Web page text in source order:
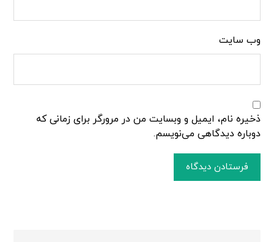
وب‌ سایت
ذخیره نام، ایمیل و وبسایت من در مرورگر برای زمانی که
دوباره دیدگاهی می‌نویسم.
فرستادن دیدگاه